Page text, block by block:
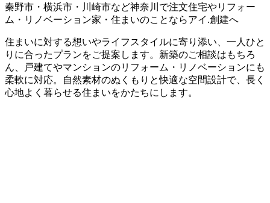
秦野市・横浜市・川崎市など神奈川で注文住宅やリフォー
ム・リノベーション家・住まいのことならアイ.創建へ
住まいに対する想いやライフスタイルに寄り添い、一人ひと
りに合ったプランをご提案します。新築のご相談はもちろ
ん、戸建てやマンションのリフォーム・リノベーションにも
柔軟に対応。自然素材のぬくもりと快適な空間設計で、長く
心地よく暮らせる住まいをかたちにします。